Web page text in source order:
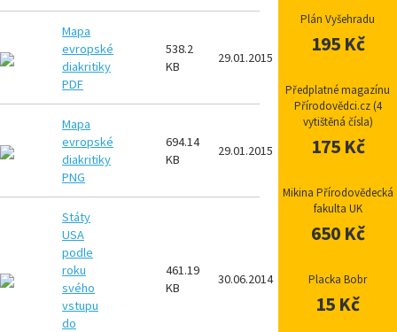
Mapa
evropské
diakritiky
PDF
538.2
KB
29.01.2015
Mapa
evropské
diakritiky
PNG
694.14
KB
29.01.2015
Státy
USA
podle
roku
svého
vstupu
do
461.19
KB
30.06.2014
Plán Vyšehradu
195 Kč
Předplatné magazínu
Přírodovědci.cz (4
vytištěná čísla)
175 Kč
Mikina Přírodovědecká
fakulta UK
650 Kč
Placka Bobr
15 Kč